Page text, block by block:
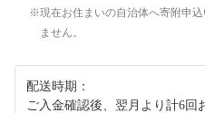
現在お住まいの自治体へ寄附申
ません。
配送時期：
ご入金確認後、翌月より計6回